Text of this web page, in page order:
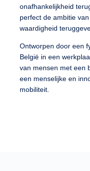
onafhankelijkheid
perfect de ambitie van
waardigheid
Ontworpen door een
België in een
van mensen met een
een menselijke en
mobiliteit.